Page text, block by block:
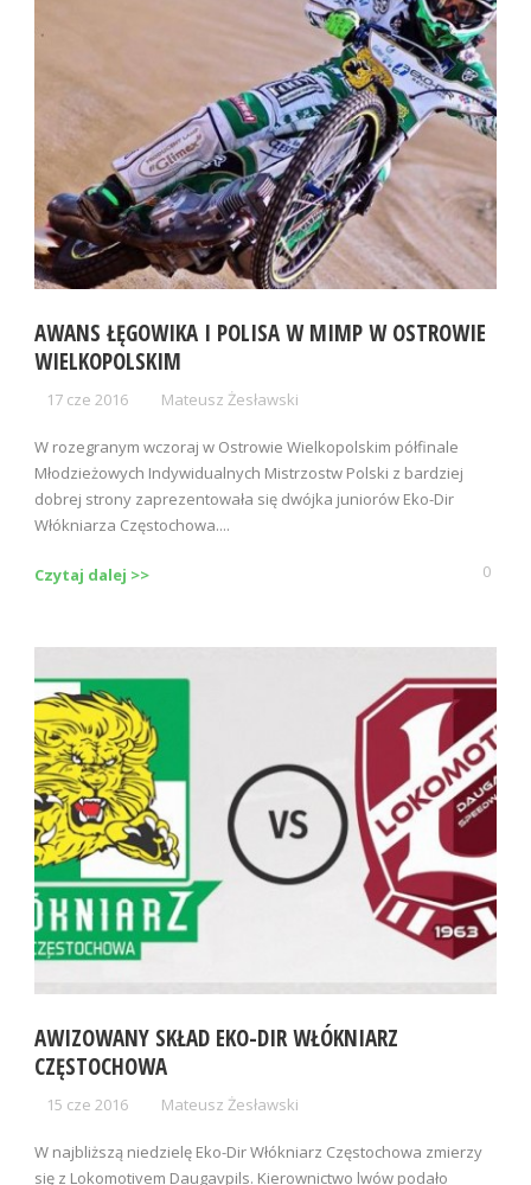
AWANS ŁĘGOWIKA I POLISA W MIMP W OSTROWIE
WIELKOPOLSKIM
17 cze 2016 Mateusz Żesławski
W rozegranym wczoraj w Ostrowie Wielkopolskim półfinale
Młodzieżowych Indywidualnych Mistrzostw Polski z bardziej
dobrej strony zaprezentowała się dwójka juniorów Eko-Dir
Włókniarza Częstochowa....
Czytaj dalej >> 0
AWIZOWANY SKŁAD EKO-DIR WŁÓKNIARZ
CZĘSTOCHOWA
15 cze 2016 Mateusz Żesławski
W najbliższą niedzielę Eko-Dir Włókniarz Częstochowa zmierzy
się z Lokomotivem Daugavpils. Kierownictwo lwów podało